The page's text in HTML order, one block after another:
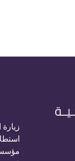
زيارة